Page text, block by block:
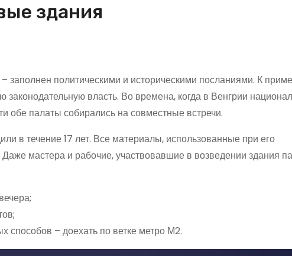
здания
политическими и историческими посланиями. К
власть. Во времена, когда в Венгрии
обе палаты собирались на совместные встречи.
в течение 17 лет. Все материалы, использованные при его
мастера и рабочие, участвовавшие в возведении здания
способов – доехать по ветке метро М2.